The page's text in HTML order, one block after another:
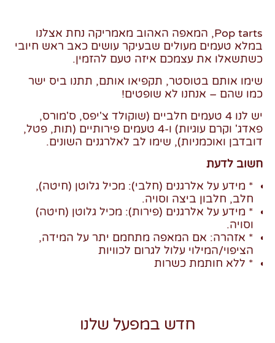
Pop tarts, המאפה האהוב מאמריקה נחת אצלנו
במלא טעמים מעולים שבעיקר עושים כאב ראש חיובי
כשתשאלו את עצמכם איזה טעם להזמין.
שימו אותם בטוסטר, תקפיאו אותם, תתנו ביס ישר
כמו שהם – אנחנו לא שופטים!
יש לנו 4 טעמים חלביים (שוקולד צ'יפס, ס'מורס,
פאדג' וקרם עוגיות)
ו-4 טעמים פירותיים (תות, פטל,
דובדבן ואוכמניות), שימו לב לאלרגנים השונים.
חשוב לדעת
* מידע על אלרגנים (חלבי): מכיל גלוטן (חיטה),
חלב, חלבון ביצה וסויה.
* מידע על אלרגנים (פירות): מכיל גלוטן (חיטה)
וסויה.
* אזהרה: אם המאפה מתחמם יתר על המידה,
הציפוי/המילוי עלול לגרום לכוויות
* ללא חותמת כשרות
חדש במפעל שלנו